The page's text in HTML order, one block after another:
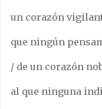
un corazón
que ningún
/ de un corazón
al que ninguna